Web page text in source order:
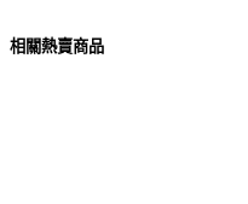
相關熱賣商品